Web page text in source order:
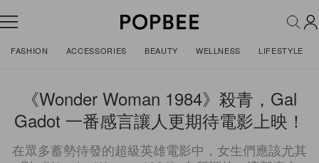
FASHION ACCESSORIES BEAUTY WELLNESS LIFESTYLE
《Wonder Woman 1984》殺青，Gal
Gadot 一番感言讓人更期待電影上映！
在眾多蓄勢待發的超級英雄電影中，女生們應該尤其